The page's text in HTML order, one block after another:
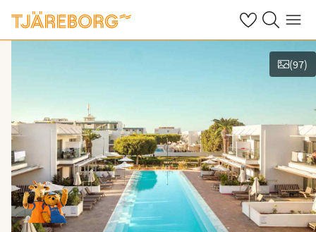
OmatHaku Valikko
Kuvat ja videot
(97)